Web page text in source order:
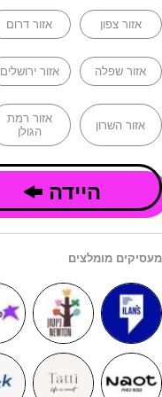
אזור צפון אזור דרום
אזור שפלה אזור ירושלים
אזור השרון
אזור רמת
הגולן
היידה
מעסיקים מומלצים